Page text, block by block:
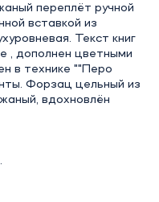
переплёт ручной
вставкой из
Текст книг
, дополнен цветными
в технике ""Перо
Форзац цельный из
вдохновлён